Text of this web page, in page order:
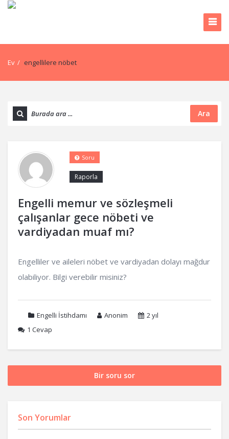
Ev / engellilere nöbet
Ara
Engelli memur ve sözleşmeli
çalışanlar gece nöbeti ve
vardiyadan muaf mı?
Raporla
Soru
Engelliler ve aileleri nöbet ve vardiyadan dolayı mağdur
olabiliyor. Bilgi verebilir misiniz?
Engelli İstihdamı Anonim
2 yıl
1 Cevap
Bir soru sor
Son Yorumlar